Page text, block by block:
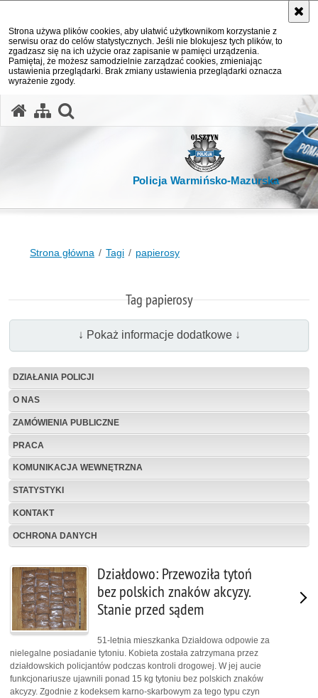
Strona używa plików cookies, aby ułatwić użytkownikom korzystanie z
serwisu oraz do celów statystycznych. Jeśli nie blokujesz tych plików, to
zgadzasz się na ich użycie oraz zapisanie w pamięci urządzenia.
Pamiętaj, że możesz samodzielnie zarządzać cookies, zmieniając
ustawienia przeglądarki. Brak zmiany ustawienia przeglądarki oznacza
wyrażenie zgody.
Policja Warmińsko-Mazurska
Strona główna Tagi papierosy
Tag papierosy
↓ Pokaż informacje dodatkowe ↓
DZIAŁANIA POLICJI
O NAS
ZAMÓWIENIA PUBLICZNE
PRACA
KOMUNIKACJA WEWNĘTRZNA
STATYSTYKI
KONTAKT
OCHRONA DANYCH
Działdowo: Przewoziła tytoń
bez polskich znaków akcyzy.
Stanie przed sądem
51-letnia mieszkanka Działdowa odpowie za
nielegalne posiadanie tytoniu. Kobieta została zatrzymana przez
działdowskich policjantów podczas kontroli drogowej. W jej aucie
funkcjonariusze ujawnili ponad 15 kg tytoniu bez polskich znaków
akcyzy. Zgodnie z kodeksem karno-skarbowym za tego typu czyn